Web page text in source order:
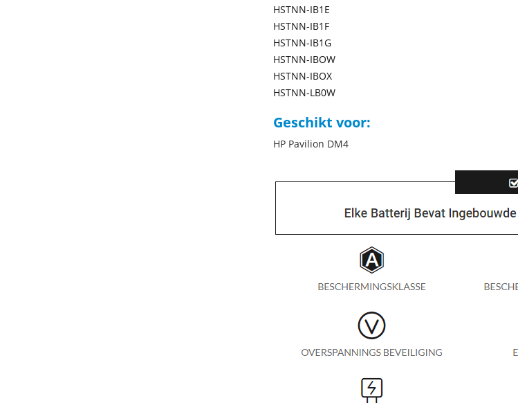
HSTNN-IB1E
HSTNN-IB1F
HSTNN-IB1G
HSTNN-IBOW
HSTNN-IBOX
HSTNN-LB0W
Geschikt voor:
HP Pavilion DM4